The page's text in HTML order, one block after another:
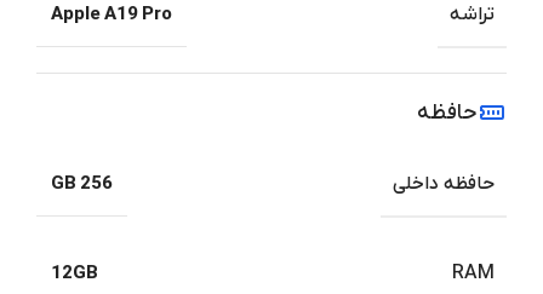
تراشه Apple A19 Pro
حافظه
حافظه داخلی 256 GB
RAM
12GB